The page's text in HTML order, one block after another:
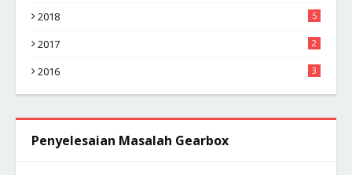
2018 5
2017 2
2016 3
Penyelesaian Masalah Gearbox